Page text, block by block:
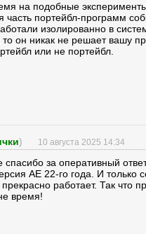
на подобные
портейбл-программ
изолированно в
то он никак не решает вашу
или не портейбл.
) 10 августа 2025 14:34
за оперативный
AE 22-го года. И только
работает. Так что
время!